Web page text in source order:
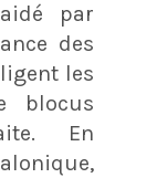
par
des
les
blocus
En